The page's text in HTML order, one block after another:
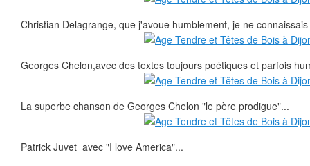
Christian Delagrange, que j'avoue humblement, je ne
Georges Chelon,avec des textes toujours poétiques et parfois
La superbe chanson de Georges Chelon "le père prodigue"...
Patrick Juvet avec "I love America"...